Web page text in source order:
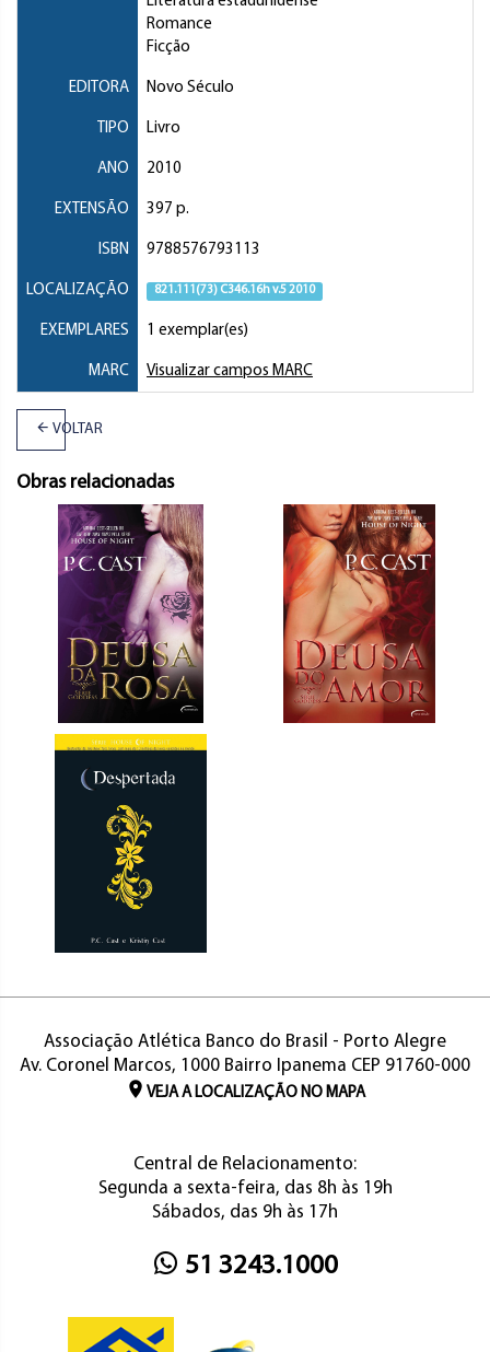
Romance
Ficção
EDITORA Novo Século
TIPO Livro
ANO 2010
EXTENSÃO 397 p.
ISBN 9788576793113
LOCALIZAÇÃO 821.111(73) C346.16h v.5 2010
EXEMPLARES 1 exemplar(es)
MARC Visualizar campos MARC
VOLTAR
Obras relacionadas
Associação Atlética Banco do Brasil - Porto Alegre
Av. Coronel Marcos, 1000 Bairro Ipanema CEP 91760-000
VEJA A LOCALIZAÇÃO NO MAPA
Central de Relacionamento:
Segunda a sexta-feira, das 8h às 19h
Sábados, das 9h às 17h
51 3243.1000